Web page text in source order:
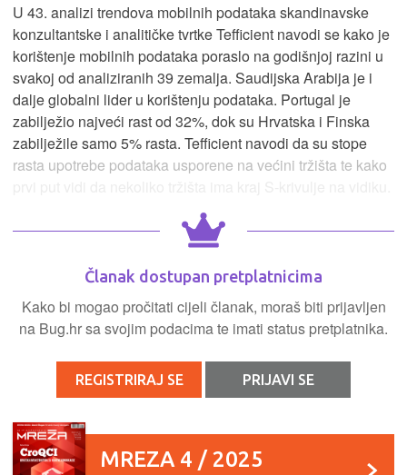
U 43. analizi trendova mobilnih podataka skandinavske
konzultantske i analitičke tvrtke Tefficient navodi se kako je
korištenje mobilnih podataka poraslo na godišnjoj razini u
svakoj od analiziranih 39 zemalja. Saudijska Arabija je i
dalje globalni lider u korištenju podataka. Portugal je
zabilježio najveći rast od 32%, dok su Hrvatska i Finska
zabilježile samo 5% rasta. Tefficient navodi da su stope
rasta upotrebe podataka usporene na većini tržišta te kako
Članak dostupan pretplatnicima
Kako bi mogao pročitati cijeli članak, moraš biti prijavljen
na Bug.hr sa svojim podacima te imati status pretplatnika.
REGISTRIRAJ SE PRIJAVI SE
MREZA 4 / 2025